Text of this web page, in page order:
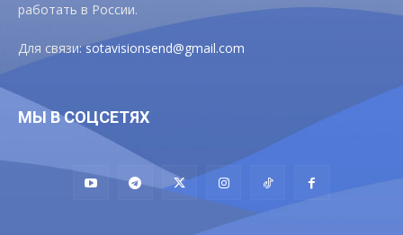
работать в России.
Для связи:sotavisionsend@gmail.com
МЫ В СОЦСЕТЯХ